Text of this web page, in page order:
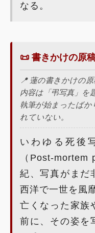
なる。
📜 書きかけの原
📍 蓮の書きかけの原
内容は「弔写真」を
執筆が始まったば
れていない。
いわゆる死後
（Post-mortem
紀、写真がまだ
西洋で一世を風
亡くなった家族
前に、その姿を